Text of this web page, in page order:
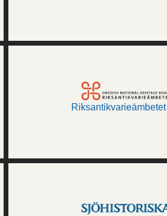
Riksantikvarieämbetet